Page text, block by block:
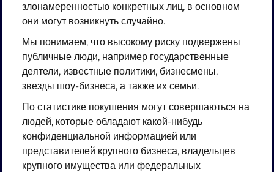
злонамеренностью конкретных лиц, в основном
они могут возникнуть случайно.
Мы понимаем, что высокому риску подвержены
публичные люди, например государственные
деятели, известные политики, бизнесмены,
звезды шоу-бизнеса, а также их семьи.
По статистике покушения могут совершаються на
людей, которые обладают какой-нибудь
конфиденциальной информацией или
представителей крупного бизнеса, владельцев
крупного имущества или федеральных